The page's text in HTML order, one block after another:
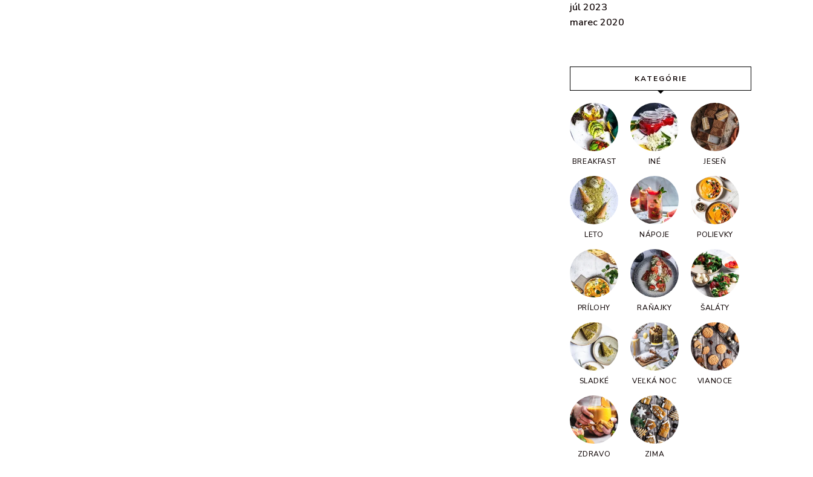
júl 2023
marec 2020
KATEGÓRIE
BREAKFAST INÉ JESEŇ
LETO NÁPOJE POLIEVKY
PRÍLOHY RAŇAJKY ŠALÁTY
SLADKÉ VEĽKÁ NOC VIANOCE
ZDRAVO ZIMA